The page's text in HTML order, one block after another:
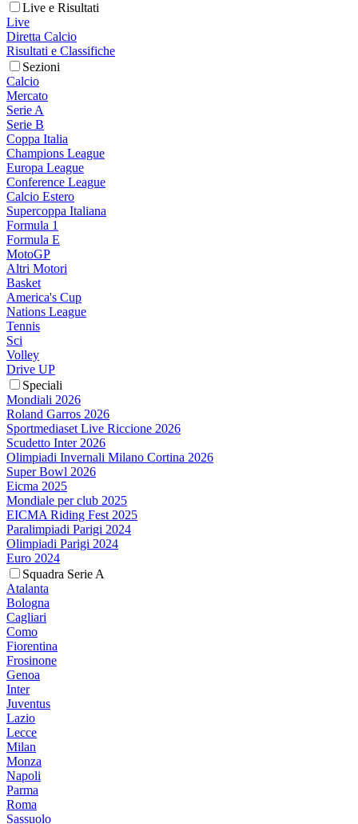
Live e Risultati
Live
Diretta Calcio
Risultati e Classifiche
Sezioni
Calcio
Mercato
Serie A
Serie B
Coppa Italia
Champions League
Europa League
Conference League
Calcio Estero
Supercoppa Italiana
Formula 1
Formula E
MotoGP
Altri Motori
Basket
America's Cup
Nations League
Tennis
Sci
Volley
Drive UP
Speciali
Mondiali 2026
Roland Garros 2026
Sportmediaset Live Riccione 2026
Scudetto Inter 2026
Olimpiadi Invernali Milano Cortina 2026
Super Bowl 2026
Eicma 2025
Mondiale per club 2025
EICMA Riding Fest 2025
Paralimpiadi Parigi 2024
Olimpiadi Parigi 2024
Euro 2024
Squadra Serie A
Atalanta
Bologna
Cagliari
Como
Fiorentina
Frosinone
Genoa
Inter
Juventus
Lazio
Lecce
Milan
Monza
Napoli
Parma
Roma
Sassuolo